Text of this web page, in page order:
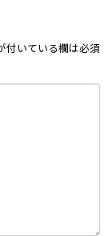
付いている欄は必須